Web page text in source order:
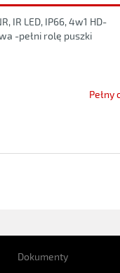
IR LED, IP66, 4w1 HD-
-pełni rolę puszki
Pełny
Dokumenty